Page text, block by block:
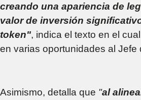
creando una apariencia de
valor de inversión
token", indica el texto en el
en varias oportunidades al Jefe
Asimismo, detalla que "al